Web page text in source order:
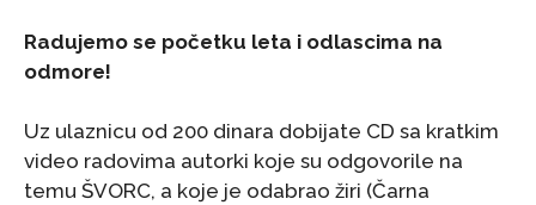
Radujemo se početku leta i odlascima na
odmore!
Uz ulaznicu od 200 dinara dobijate CD sa kratkim
video radovima autorki koje su odgovorile na
temu ŠVORC, a koje je odabrao žiri (Čarna